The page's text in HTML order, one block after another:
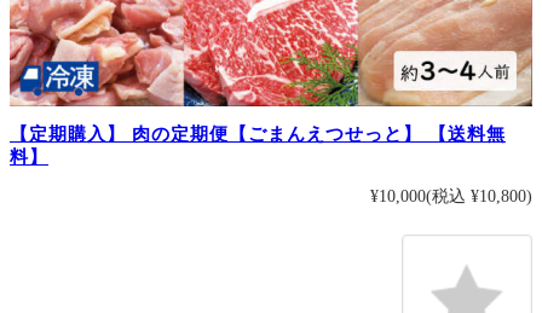
【定期購入】 肉の定期便【ごまんえつせっと】 【送料無
料】
¥10,000(税込 ¥10,800)